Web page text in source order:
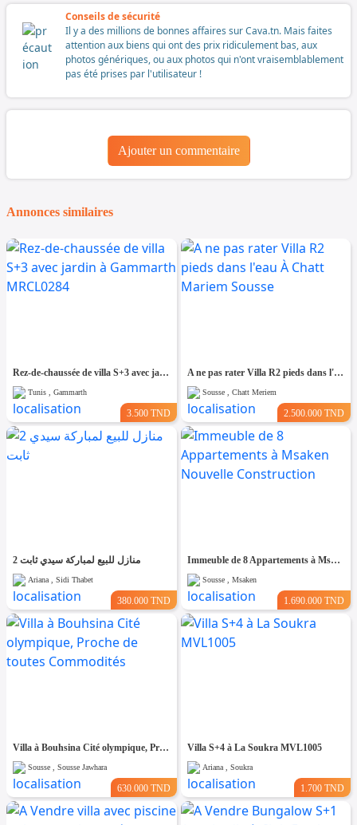
Conseils de sécurité
Il y a des millions de bonnes affaires sur Cava.tn. Mais faites
attention aux biens qui ont des prix ridiculement bas, aux
photos génériques, ou aux photos qui n'ont vraisemblablement
pas été prises par l'utilisateur !
Ajouter un commentaire
Annonces similaires
Rez-de-chaussée de villa S+3 avec jardin à Gammarth MRCL0284
Tunis , Gammarth
3.500 TND
A ne pas rater Villa R2 pieds dans l'eau À Chatt Mariem Sousse
Sousse , Chatt Meriem
2.500.000 TND
2 منازل للبيع لمباركة سيدي ثابت
Ariana , Sidi Thabet
380.000 TND
Immeuble de 8 Appartements à Msaken Nouvelle Construction
Sousse , Msaken
1.690.000 TND
Villa à Bouhsina Cité olympique, Proche de toutes Commodités
Sousse , Sousse Jawhara
630.000 TND
Villa S+4 à La Soukra MVL1005
Ariana , Soukra
1.700 TND